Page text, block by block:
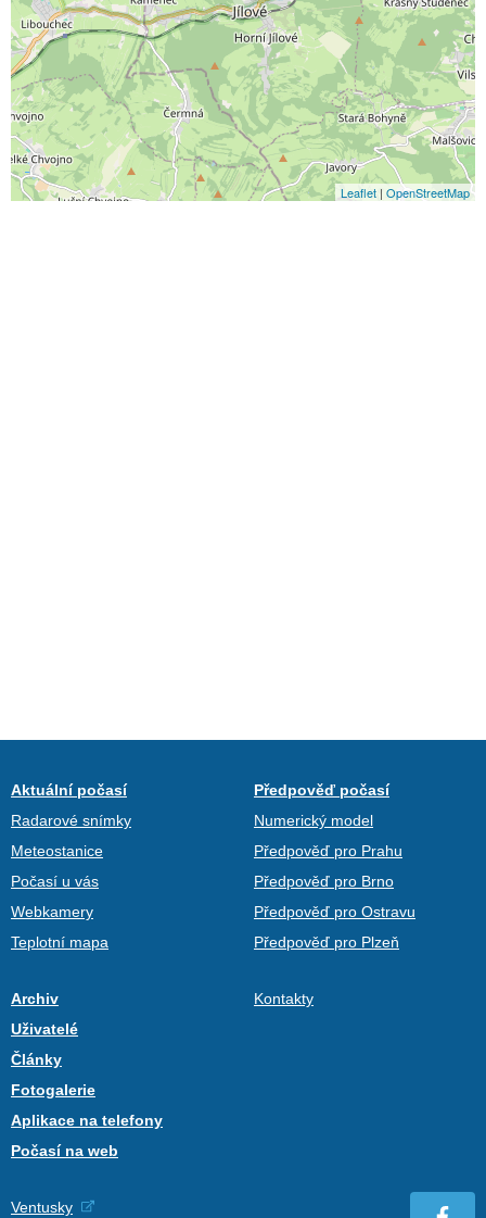
Leaflet | OpenStreetMap
Aktuální počasí
Radarové snímky
Meteostanice
Počasí u vás
Webkamery
Teplotní mapa
Předpověď počasí
Numerický model
Předpověď pro Prahu
Předpověď pro Brno
Předpověď pro Ostravu
Předpověď pro Plzeň
Archiv
Uživatelé
Články
Fotogalerie
Aplikace na telefony
Počasí na web
Kontakty
Ventusky